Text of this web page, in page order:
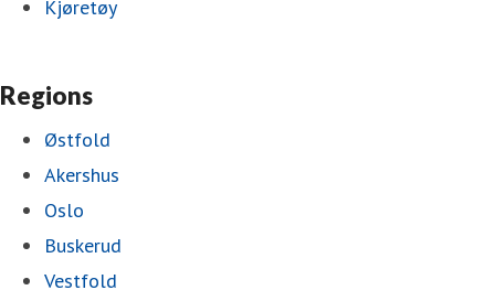
Kjøretøy
Regions
Østfold
Akershus
Oslo
Buskerud
Vestfold